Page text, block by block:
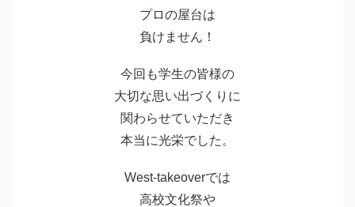
プロの屋台は
負けません！
今回も学生の皆様の
大切な思い出づくりに
関わらせていただき
本当に光栄でした。
West-takeoverでは
高校文化祭や